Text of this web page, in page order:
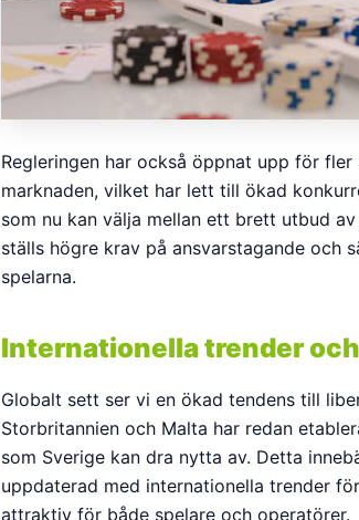
Regleringen har också öppnat upp för
marknaden, vilket har lett till ökad
som nu kan välja mellan ett brett utbud
ställs högre krav på ansvarstagande och
spelarna.
Internationella trender
Globalt sett ser vi en ökad tendens till
Storbritannien och Malta har redan
som Sverige kan dra nytta av. Detta
uppdaterad med internationella trender
attraktiv för både spelare och operatörer.